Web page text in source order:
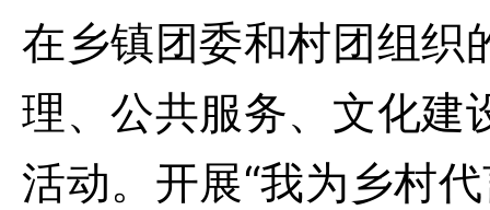
在乡镇团委和村团组织
理、公共服务、文化建
活动。开展“我为乡村